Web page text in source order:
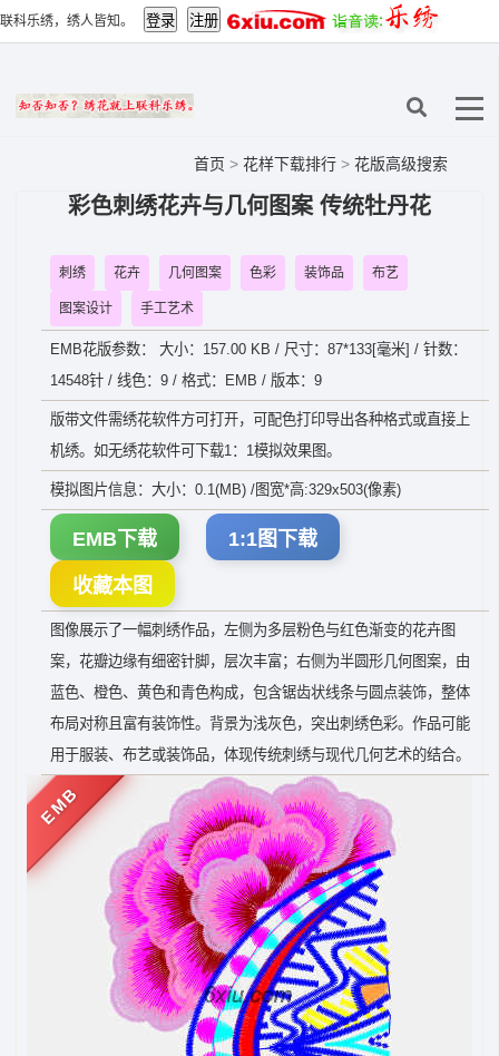
联科乐绣，绣人皆知。
首页 > 花样下载排行 > 花版高级搜索
彩色刺绣花卉与几何图案 传统牡丹花
刺绣 花卉 几何图案 色彩 装饰品 布艺
图案设计 手工艺术
EMB花版参数： 大小：157.00 KB / 尺寸：87*133[毫米] / 针数：
14548针 / 线色：9 / 格式：EMB / 版本：9
版带文件需绣花软件方可打开，可配色打印导出各种格式或直接上
机绣。如无绣花软件可下载1：1模拟效果图。
模拟图片信息：大小：0.1(MB) /图宽*高:329x503(像素)
EMB下载 1:1图下载
收藏本图
图像展示了一幅刺绣作品，左侧为多层粉色与红色渐变的花卉图
案，花瓣边缘有细密针脚，层次丰富；右侧为半圆形几何图案，由
蓝色、橙色、黄色和青色构成，包含锯齿状线条与圆点装饰，整体
布局对称且富有装饰性。背景为浅灰色，突出刺绣色彩。作品可能
用于服装、布艺或装饰品，体现传统刺绣与现代几何艺术的结合。
EMB